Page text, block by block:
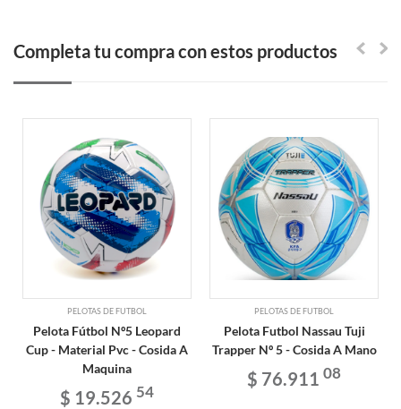
Completa tu compra con estos productos
PELOTAS DE FUTBOL
Pelota Fútbol Nº5 Leopard
Cup - Material Pvc - Cosida A
Maquina
$ 19.526 54
PELOTAS DE FUTBOL
Pelota Futbol Nassau Tuji
Trapper Nº 5 - Cosida A Mano
$ 76.911 08